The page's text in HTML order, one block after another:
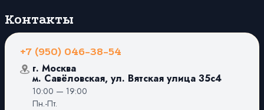
Контакты
+7 (950) 046-38-54
г. Москва
м. Савёловская, ул. Вятская улица 35с4
10:00 — 19:00
Пн.-Пт.